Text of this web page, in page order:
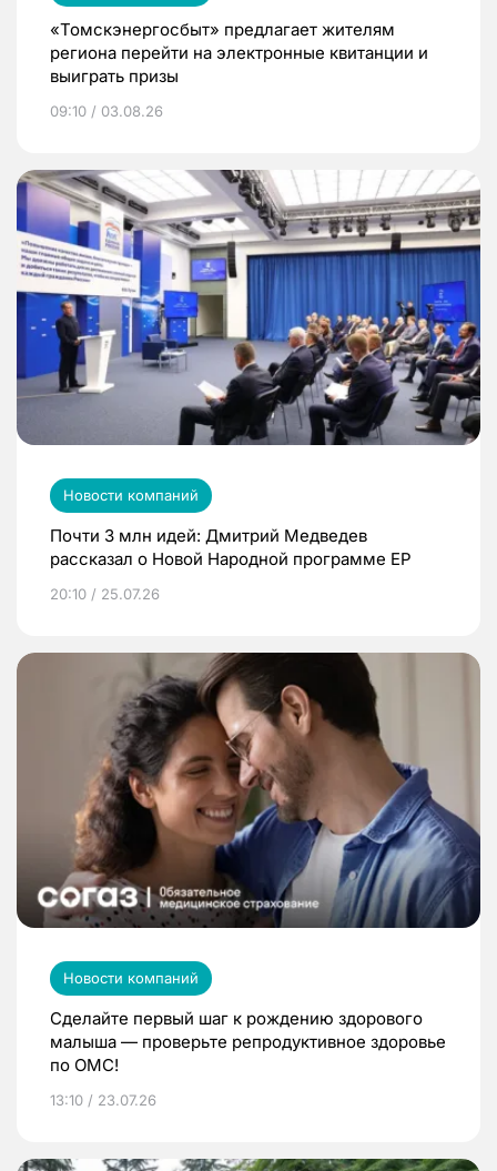
«Томскэнергосбыт» предлагает жителям
региона перейти на электронные квитанции и
выиграть призы
09:10 / 03.08.26
Новости компаний
Почти 3 млн идей: Дмитрий Медведев
рассказал о Новой Народной программе ЕР
20:10 / 25.07.26
Новости компаний
Сделайте первый шаг к рождению здорового
малыша — проверьте репродуктивное здоровье
по ОМС!
13:10 / 23.07.26